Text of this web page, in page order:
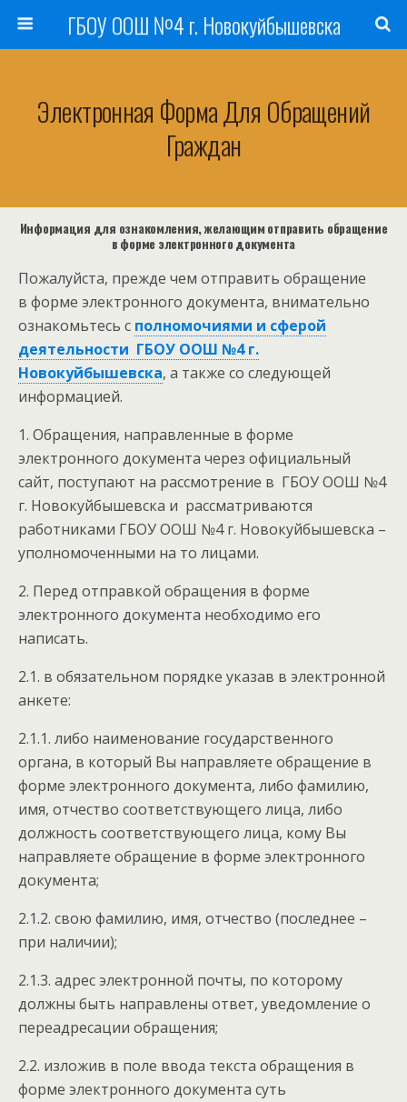
ГБОУ ООШ №4 г. Новокуйбышевска
Электронная Форма Для Обращений
Граждан
Информация для ознакомления, желающим отправить обращение
в форме электронного документа
Пожалуйста, прежде чем отправить обращение
в форме электронного документа, внимательно
ознакомьтесь с полномочиями и сферой
деятельности ГБОУ ООШ №4 г.
Новокуйбышевска, а также со следующей
информацией.
1. Обращения, направленные в форме
электронного документа через официальный
сайт, поступают на рассмотрение в ГБОУ ООШ №4
г. Новокуйбышевска и рассматриваются
работниками ГБОУ ООШ №4 г. Новокуйбышевска –
уполномоченными на то лицами.
2. Перед отправкой обращения в форме
электронного документа необходимо его
написать.
2.1. в обязательном порядке указав в электронной
анкете:
2.1.1. либо наименование государственного
органа, в который Вы направляете обращение в
форме электронного документа, либо фамилию,
имя, отчество соответствующего лица, либо
должность соответствующего лица, кому Вы
направляете обращение в форме электронного
документа;
2.1.2. свою фамилию, имя, отчество (последнее –
при наличии);
2.1.3. адрес электронной почты, по которому
должны быть направлены ответ, уведомление о
переадресации обращения;
2.2. изложив в поле ввода текста обращения в
форме электронного документа суть